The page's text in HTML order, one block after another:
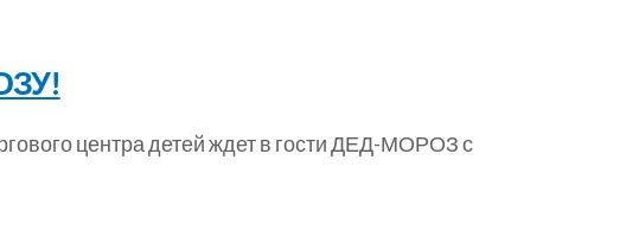
центра детей ждет в гости ДЕД-МОРОЗ с